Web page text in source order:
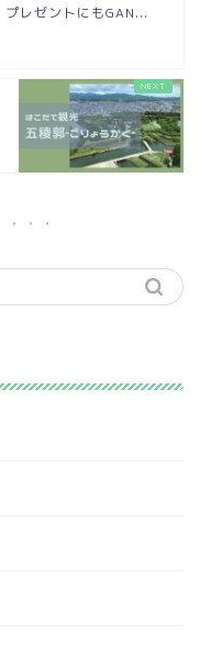
プレゼントにもGAN...